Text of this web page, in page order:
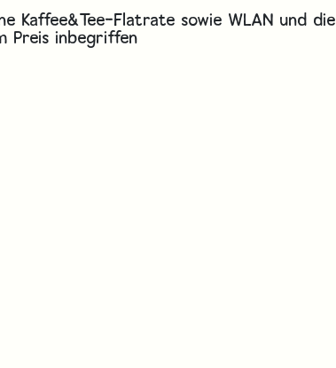
Kaffee&Tee-Flatrate sowie WLAN und die
Preis inbegriffen